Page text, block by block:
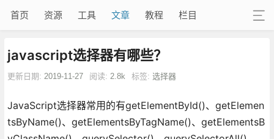
首页 资源 工具 文章 教程 栏目
javascript选择器有哪些？
更新日期: 2019-11-27 阅读: 2.8k 标签: 选择器
JavaScript选择器常用的有getElementById()、getElemen
tsByName()、getElementsByTagName()、getElementsB